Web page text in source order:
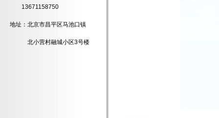
13671158750
地址：北京市昌平区马池口镇
北小营村融城小区3号楼